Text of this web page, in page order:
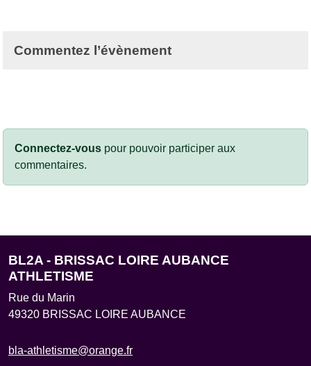
Commentez l’évènement
Connectez-vous pour pouvoir participer aux
commentaires.
BL2A - BRISSAC LOIRE AUBANCE
ATHLETISME
Rue du Marin
49320 BRISSAC LOIRE AUBANCE
bla-athletisme@orange.fr